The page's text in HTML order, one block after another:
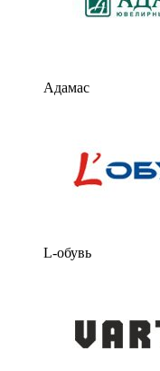
Адамас
L-обувь